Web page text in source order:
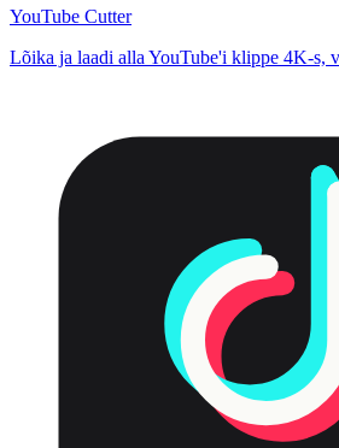
YouTube Cutter
Lõika ja laadi alla YouTube'i klippe 4K-s,